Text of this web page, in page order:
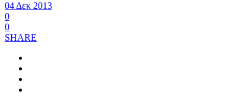
04 Δεκ 2013
0
0
SHARE